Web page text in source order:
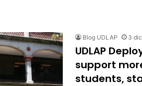
Blog UDLAP 3
UDLAP
support
students,